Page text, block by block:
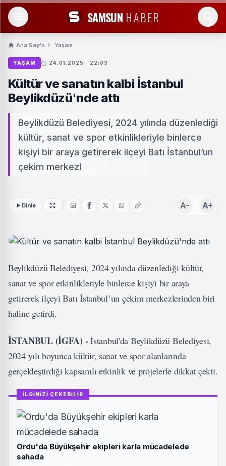
SAMSUN HABER
Ana Sayfa Yaşam
YAŞAM 24.01.2025 - 22:03
Kültür ve sanatın kalbi İstanbul
Beylikdüzü'nde attı
Beylikdüzü Belediyesi, 2024 yılında düzenlediği
kültür, sanat ve spor etkinlikleriyle binlerce
kişiyi bir araya getirerek ilçeyi Batı İstanbul’un
çekim merkezl
Dinle A- A+
Beylikdüzü Belediyesi, 2024 yılında düzenlediği kültür,
sanat ve spor etkinlikleriyle binlerce kişiyi bir araya
getirerek ilçeyi Batı İstanbul’un çekim merkezlerinden biri
haline getirdi.
İSTANBUL (İGFA) -İstanbul'da Beylikdüzü Belediyesi,
2024 yılı boyunca kültür, sanat ve spor alanlarında
gerçekleştirdiği kapsamlı etkinlik ve projelerle dikkat çekti.
İLGİNİZİ ÇEKEBİLİR
Ordu'da Büyükşehir ekipleri karla mücadelede
sahada